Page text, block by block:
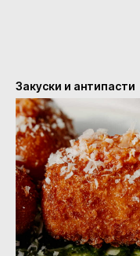
Закуски и антипасти